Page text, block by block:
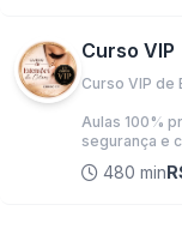
Curso VIP
Curso VIP de
Aulas 100%
segurança e
480 min